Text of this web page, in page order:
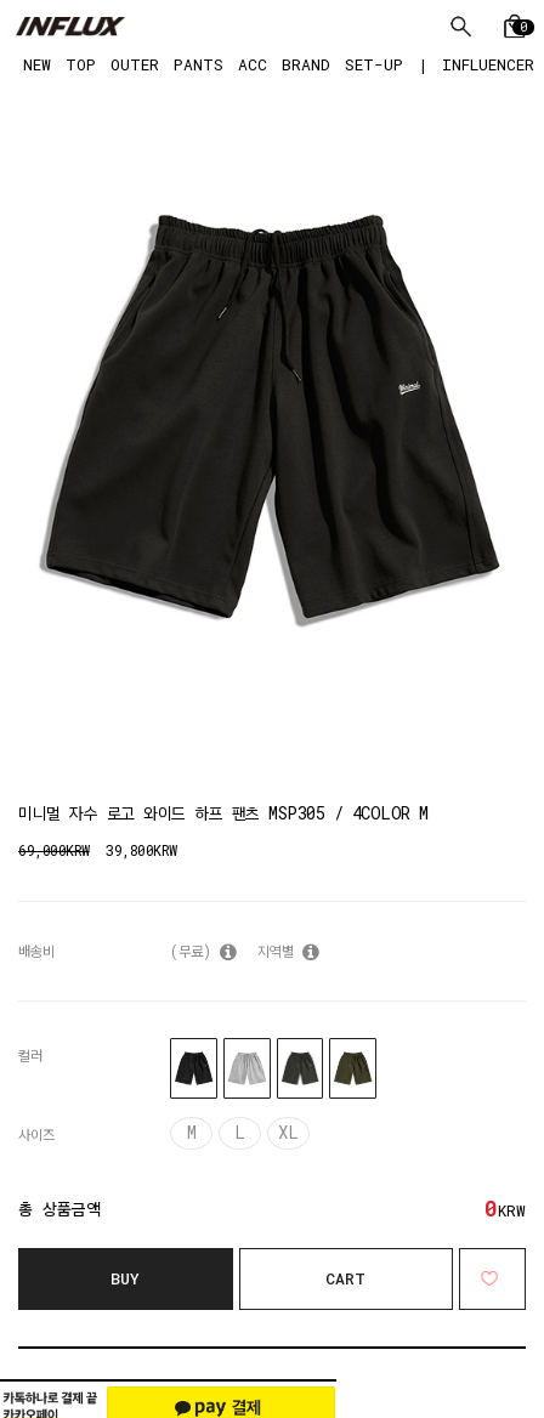
0
NEW TOP OUTER PANTS ACC BRAND SET-UP | INFLUENCER
미니멀 자수 로고 와이드 하프 팬츠 MSP305 / 4COLOR M
69,000KRW 39,800KRW
배송비 (무료) 지역별
컬러
사이즈 M L XL
총 상품금액 0KRW
BUY CART